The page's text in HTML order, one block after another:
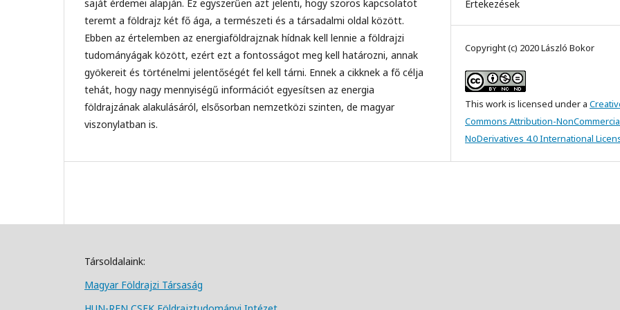
saját érdemei alapján. Ez egyszerűen azt jelenti, hogy szoros kapcsolatot
teremt a földrajz két fő ága, a természeti és a társadalmi oldal között.
Ebben az értelemben az energiaföldrajznak hídnak kell lennie a földrajzi
tudományágak között, ezért ezt a fontosságot meg kell határozni, annak
gyökereit és történelmi jelentőségét fel kell tárni. Ennek a cikknek a fő célja
tehát, hogy nagy mennyiségű információt egyesítsen az energia
földrajzának alakulásáról, elsősorban nemzetközi szinten, de magyar
viszonylatban is.
Értekezések
Copyright (c) 2020 László Bokor
This work is licensed under a
Commons Attribution-
NoDerivatives 4.0 International
Társoldalaink:
Magyar Földrajzi Társaság